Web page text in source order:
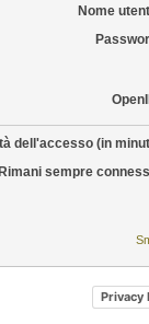
Nome
dell'accesso (in
Rimani sempre
Privacy